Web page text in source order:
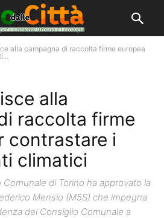
alla campagna di raccolta firme europea
alla
raccolta firme
contrastare i
climatici
Comunale di Torino ha approvato la
Mensio (M5S) che impegna
del Consiglio Comunale a